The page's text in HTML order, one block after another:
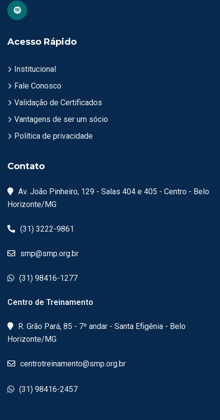
Acesso Rápido
Institucional
Fale Conosco
Validação de Certificados
Vantagens de ser um sócio
Política de privacidade
Contato
Av. João Pinheiro, 129 - Salas 404 e 405 - Centro - Belo
Horizonte/MG
(31) 3222-9861
smp@smp.org.br
(31) 98416-1277
Centro de Treinamento
R. Grão Pará, 85 - 7º andar - Santa Efigênia - Belo
Horizonte/MG
centrotreinamento@smp.org.br
(31) 98416-2457